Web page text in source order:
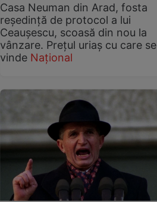
Casa Neuman din Arad, fosta
reședință de protocol a lui
Ceaușescu, scoasă din nou la
vânzare. Prețul uriaș cu care se
vinde Național